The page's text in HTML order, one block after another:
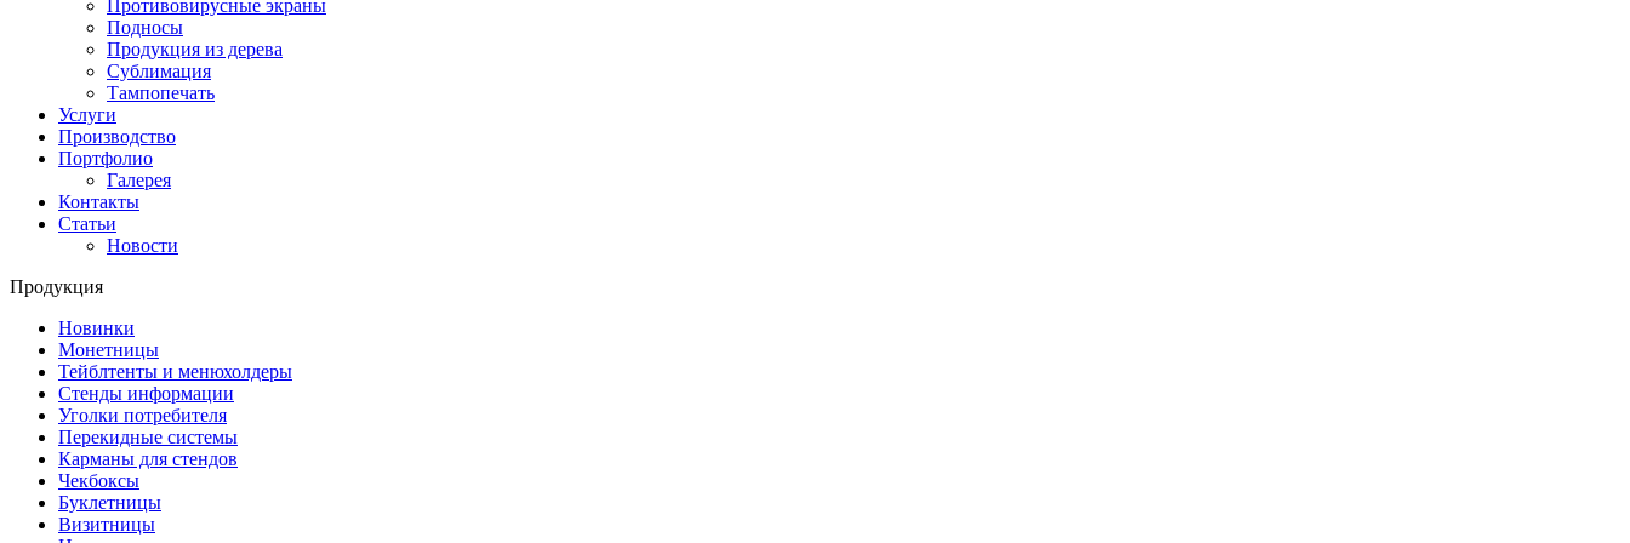
Противовирусные экраны
Подносы
Продукция из дерева
Сублимация
Тампопечать
Услуги
Производство
Портфолио
Галерея
Контакты
Статьи
Новости
Продукция
Новинки
Монетницы
Тейблтенты и менюхолдеры
Стенды информации
Уголки потребителя
Перекидные системы
Карманы для стендов
Чекбоксы
Буклетницы
Визитницы